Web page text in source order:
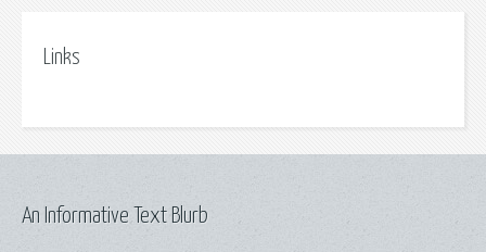
Links
An Informative Text Blurb